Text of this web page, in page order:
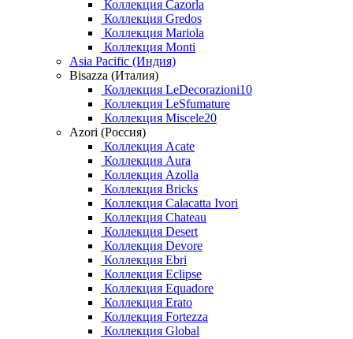
Коллекция Cazorla
Коллекция Gredos
Коллекция Mariola
Коллекция Monti
Asia Pacific (Индия)
Bisazza (Италия)
Коллекция LeDecorazioni10
Коллекция LeSfumature
Коллекция Miscele20
Azori (Россия)
Коллекция Acate
Коллекция Aura
Коллекция Azolla
Коллекция Bricks
Коллекция Calacatta Ivori
Коллекция Chateau
Коллекция Desert
Коллекция Devore
Коллекция Ebri
Коллекция Eclipse
Коллекция Equadore
Коллекция Erato
Коллекция Fortezza
Коллекция Global